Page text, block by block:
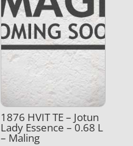
1876 HVIT TE – Jotun
Lady Essence – 0.68 L
– Maling